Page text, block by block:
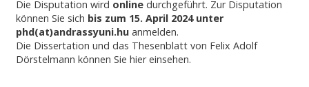
Die Disputation wird online durchgeführt. Zur Disputation
können Sie sich bis zum 15. April 2024 unter
phd(at)andrassyuni.hu anmelden.
Die Dissertation und das Thesenblatt von Felix Adolf
Dörstelmann können Sie hier einsehen.